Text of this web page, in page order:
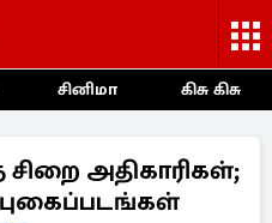
சினிமா கிசு கிசு
அதிகாரிகள்;